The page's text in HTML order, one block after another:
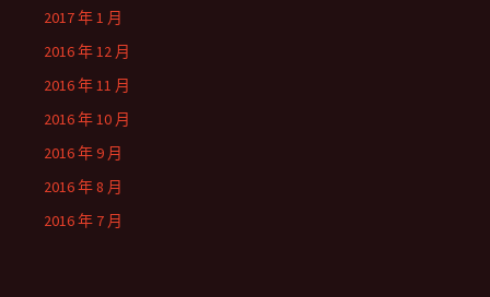
2017 年 1 月
2016 年 12 月
2016 年 11 月
2016 年 10 月
2016 年 9 月
2016 年 8 月
2016 年 7 月